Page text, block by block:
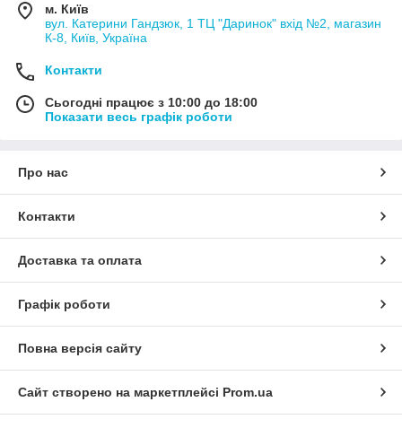
м. Київ
вул. Катерини Гандзюк, 1 ТЦ "Даринок" вхід №2, магазин
К-8, Київ, Україна
Контакти
Сьогодні працює з 10:00 до 18:00
Показати весь графік роботи
Про нас
Контакти
Доставка та оплата
Графік роботи
Повна версія сайту
Сайт створено на маркетплейсі Prom.ua